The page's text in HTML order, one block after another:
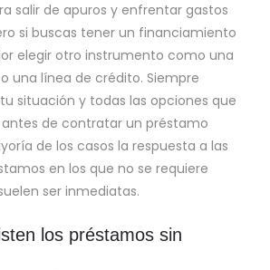
salir de apuros y enfrentar gastos
si buscas tener un financiamiento
elegir otro instrumento como una
una línea de crédito. Siempre
situación y todas las opciones que
antes de contratar un préstamo
de los casos la respuesta a las
en los que no se requiere
ser inmediatas.
los préstamos sin